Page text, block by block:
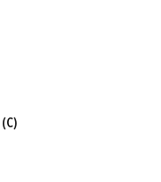
(C)